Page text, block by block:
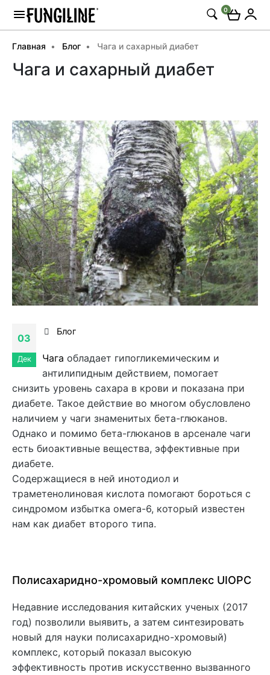
0
Главная Блог Чага и сахарный диабет
Чага и сахарный диабет
03
Дек
Блог
Чага обладает гипогликемическим и
антилипидным действием, помогает
снизить уровень сахара в крови и показана при
диабете. Такое действие во многом обусловлено
наличием у чаги знаменитых бета-глюканов.
Однако и помимо бета-глюканов в арсенале чаги
есть биоактивные вещества, эффективные при
диабете.
Содержащиеся в ней инотодиол и
траметенолиновая кислота помогают бороться с
синдромом избытка омега-6, который известен
нам как диабет второго типа.
Полисахаридно-хромовый комплекс UIOPC
Недавние исследования китайских ученых (2017
год) позволили выявить, а затем синтезировать
новый для науки полисахаридно-хромовый)
комплекс, который показал высокую
эффективность против искусственно вызванного